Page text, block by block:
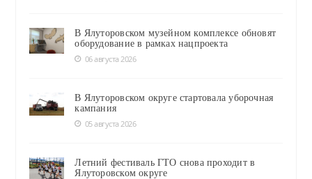
В Ялуторовском музейном комплексе обновят
оборудование в рамках нацпроекта
06 августа 2026
В Ялуторовском округе стартовала уборочная
кампания
05 августа 2026
Летний фестиваль ГТО снова проходит в
Ялуторовском округе